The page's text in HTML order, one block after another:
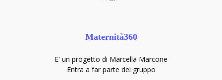
Maternità360
E' un progetto di Marcella Marcone
Entra a far parte del gruppo